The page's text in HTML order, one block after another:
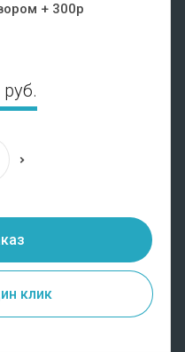
руб.
клик
+ 300р